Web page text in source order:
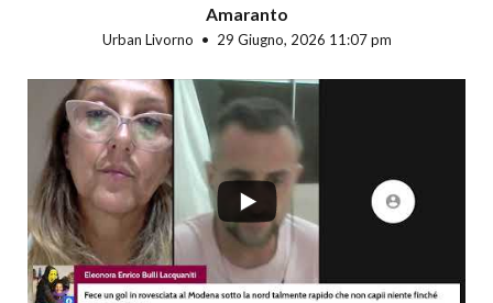
Amaranto
Urban Livorno 29 Giugno, 2026 11:07 pm